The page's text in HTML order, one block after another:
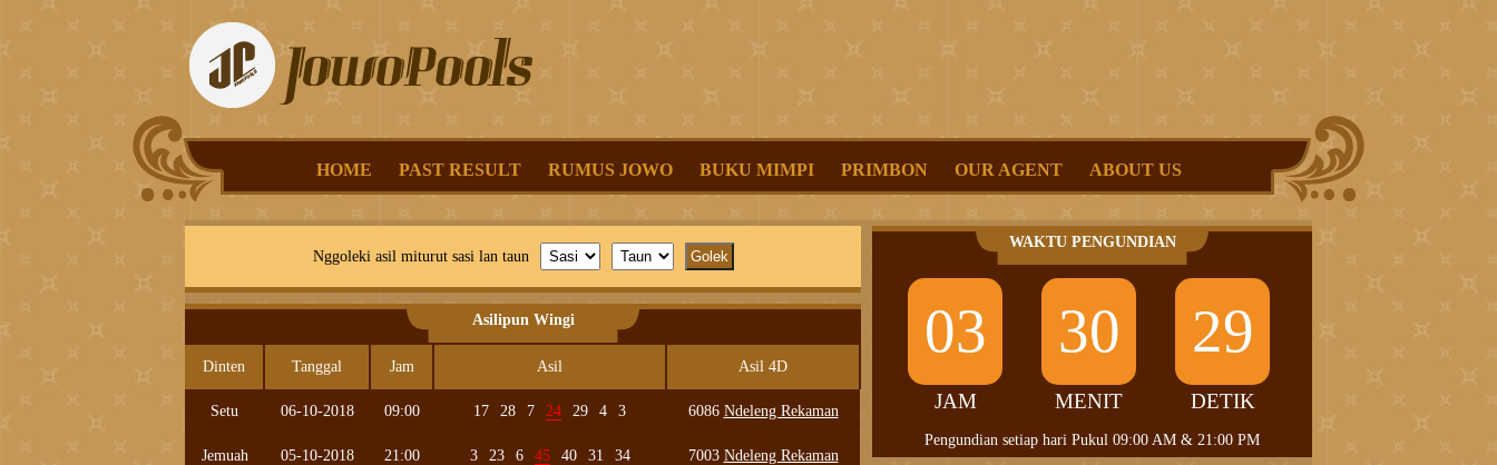
HOME PAST RESULT RUMUS JOWO BUKU MIMPI PRIMBON OUR AGENT ABOUT US
Nggoleki asil miturut sasi lan taun
Asilipun Wingi
Dinten Tanggal Jam Asil Asil 4D
Setu 06-10-2018 09:00 17 28 7 24 29 4 3 6086 Ndeleng Rekaman
Jemuah 05-10-2018 21:00 3 23 6 45 40 31 34 7003 Ndeleng Rekaman
WAKTU PENGUNDIAN
03
JAM
30
MENIT
28
DETIK
Pengundian setiap hari Pukul 09:00 AM & 21:00 PM